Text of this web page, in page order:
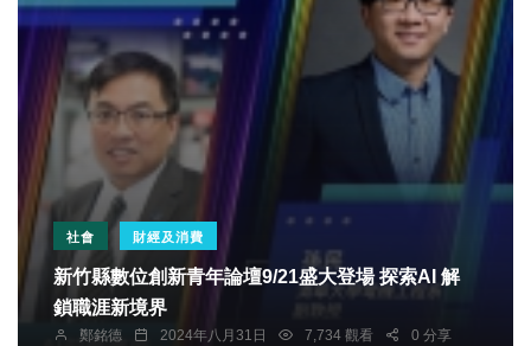
社會 財經及消費
新竹縣數位創新青年論壇9/21盛大登場 探索AI 解
鎖職涯新境界
鄭銘德 2024年八月31日 7,734 觀看 0 分享